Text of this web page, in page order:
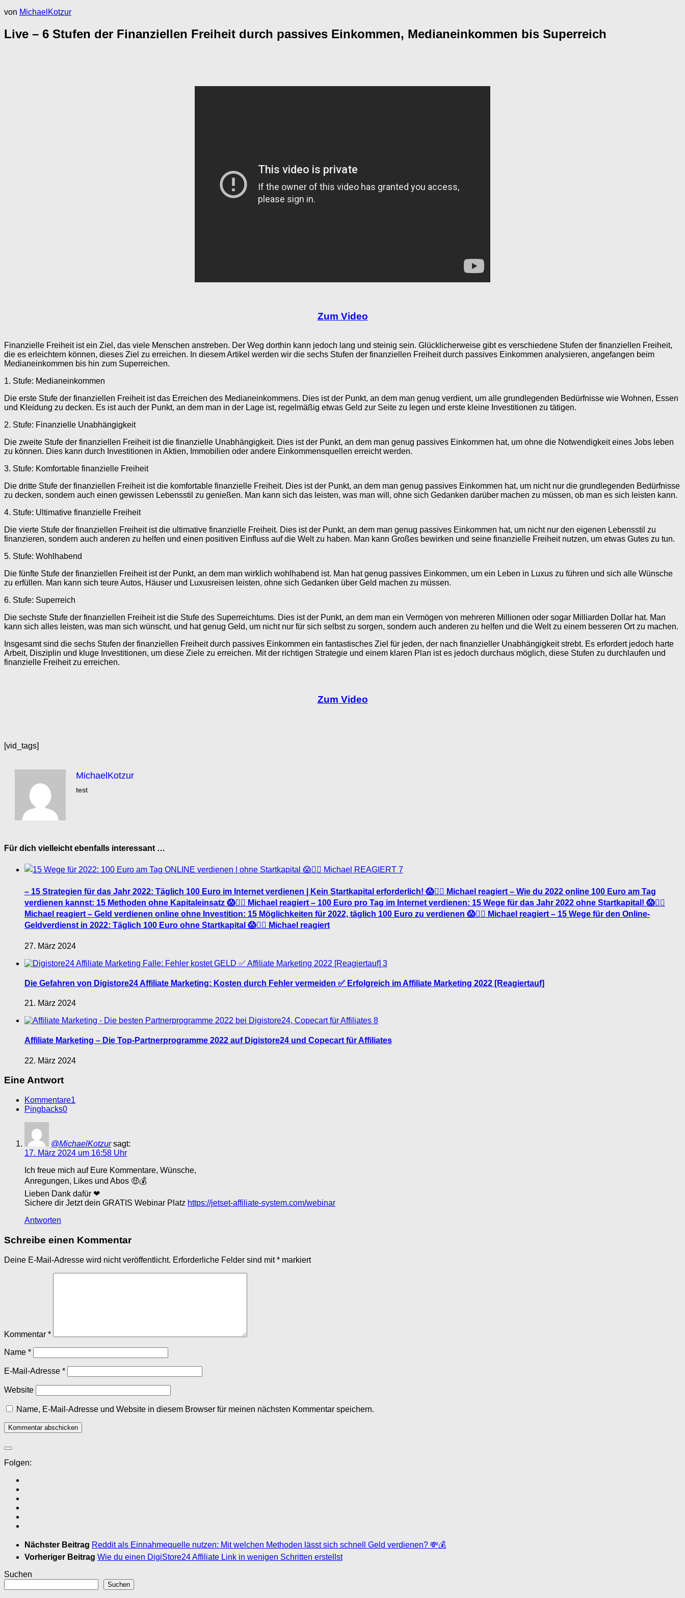
von MichaelKotzur
Live – 6 Stufen der Finanziellen Freiheit durch passives Einkommen, Medianeinkommen bis Superreich
Zum Video
Finanzielle Freiheit ist ein Ziel, das viele Menschen anstreben. Der Weg dorthin kann jedoch lang und steinig sein. Glücklicherweise gibt es verschiedene Stufen der finanziellen Freiheit,
die es erleichtern können, dieses Ziel zu erreichen. In diesem Artikel werden wir die sechs Stufen der finanziellen Freiheit durch passives Einkommen analysieren, angefangen beim
Medianeinkommen bis hin zum Superreichen.
1. Stufe: Medianeinkommen
Die erste Stufe der finanziellen Freiheit ist das Erreichen des Medianeinkommens. Dies ist der Punkt, an dem man genug verdient, um alle grundlegenden Bedürfnisse wie Wohnen, Essen
und Kleidung zu decken. Es ist auch der Punkt, an dem man in der Lage ist, regelmäßig etwas Geld zur Seite zu legen und erste kleine Investitionen zu tätigen.
2. Stufe: Finanzielle Unabhängigkeit
Die zweite Stufe der finanziellen Freiheit ist die finanzielle Unabhängigkeit. Dies ist der Punkt, an dem man genug passives Einkommen hat, um ohne die Notwendigkeit eines Jobs leben
zu können. Dies kann durch Investitionen in Aktien, Immobilien oder andere Einkommensquellen erreicht werden.
3. Stufe: Komfortable finanzielle Freiheit
Die dritte Stufe der finanziellen Freiheit ist die komfortable finanzielle Freiheit. Dies ist der Punkt, an dem man genug passives Einkommen hat, um nicht nur die grundlegenden Bedürfnisse
zu decken, sondern auch einen gewissen Lebensstil zu genießen. Man kann sich das leisten, was man will, ohne sich Gedanken darüber machen zu müssen, ob man es sich leisten kann.
4. Stufe: Ultimative finanzielle Freiheit
Die vierte Stufe der finanziellen Freiheit ist die ultimative finanzielle Freiheit. Dies ist der Punkt, an dem man genug passives Einkommen hat, um nicht nur den eigenen Lebensstil zu
finanzieren, sondern auch anderen zu helfen und einen positiven Einfluss auf die Welt zu haben. Man kann Großes bewirken und seine finanzielle Freiheit nutzen, um etwas Gutes zu tun.
5. Stufe: Wohlhabend
Die fünfte Stufe der finanziellen Freiheit ist der Punkt, an dem man wirklich wohlhabend ist. Man hat genug passives Einkommen, um ein Leben in Luxus zu führen und sich alle Wünsche
zu erfüllen. Man kann sich teure Autos, Häuser und Luxusreisen leisten, ohne sich Gedanken über Geld machen zu müssen.
6. Stufe: Superreich
Die sechste Stufe der finanziellen Freiheit ist die Stufe des Superreichtums. Dies ist der Punkt, an dem man ein Vermögen von mehreren Millionen oder sogar Milliarden Dollar hat. Man
kann sich alles leisten, was man sich wünscht, und hat genug Geld, um nicht nur für sich selbst zu sorgen, sondern auch anderen zu helfen und die Welt zu einem besseren Ort zu machen.
Insgesamt sind die sechs Stufen der finanziellen Freiheit durch passives Einkommen ein fantastisches Ziel für jeden, der nach finanzieller Unabhängigkeit strebt. Es erfordert jedoch harte
Arbeit, Disziplin und kluge Investitionen, um diese Ziele zu erreichen. Mit der richtigen Strategie und einem klaren Plan ist es jedoch durchaus möglich, diese Stufen zu durchlaufen und
finanzielle Freiheit zu erreichen.
Zum Video
[vid_tags]
MichaelKotzur
test
Für dich vielleicht ebenfalls interessant …
7
– 15 Strategien für das Jahr 2022: Täglich 100 Euro im Internet verdienen | Kein Startkapital erforderlich! 😱🤦‍♂️ Michael reagiert – Wie du 2022 online 100 Euro am Tag
verdienen kannst: 15 Methoden ohne Kapitaleinsatz 😱🤦‍♂️ Michael reagiert – 100 Euro pro Tag im Internet verdienen: 15 Wege für das Jahr 2022 ohne Startkapital! 😱🤦‍♂️
Michael reagiert – Geld verdienen online ohne Investition: 15 Möglichkeiten für 2022, täglich 100 Euro zu verdienen 😱🤦‍♂️ Michael reagiert – 15 Wege für den Online-
Geldverdienst in 2022: Täglich 100 Euro ohne Startkapital 😱🤦‍♂️ Michael reagiert
27. März 2024
3
Die Gefahren von Digistore24 Affiliate Marketing: Kosten durch Fehler vermeiden ✅ Erfolgreich im Affiliate Marketing 2022 [Reagiertauf]
21. März 2024
8
Affiliate Marketing – Die Top-Partnerprogramme 2022 auf Digistore24 und Copecart für Affiliates
22. März 2024
Eine Antwort
Kommentare1
Pingbacks0
@MichaelKotzur sagt:
17. März 2024 um 16:58 Uhr
Ich freue mich auf Eure Kommentare, Wünsche,
Anregungen, Likes und Abos 🤑💰
Lieben Dank dafür ❤
Sichere dir Jetzt dein GRATIS Webinar Platz https://jetset-affiliate-system.com/webinar
Antworten
Schreibe einen Kommentar
Deine E-Mail-Adresse wird nicht veröffentlicht. Erforderliche Felder sind mit* markiert
Kommentar *
Name *
E-Mail-Adresse *
Website
Name, E-Mail-Adresse und Website in diesem Browser für meinen nächsten Kommentar speichern.
Folgen:
Nächster Beitrag Reddit als Einnahmequelle nutzen: Mit welchen Methoden lässt sich schnell Geld verdienen? 💸💰
Vorheriger Beitrag Wie du einen DigiStore24 Affiliate Link in wenigen Schritten erstellst
Suchen
Suchen